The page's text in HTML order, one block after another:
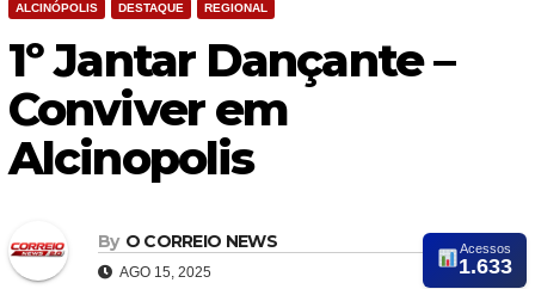
ALCINÓPOLIS DESTAQUE REGIONAL
1º Jantar Dançante –
Conviver em
Alcinopolis
By O CORREIO NEWS
AGO 15, 2025
Acessos
1.633